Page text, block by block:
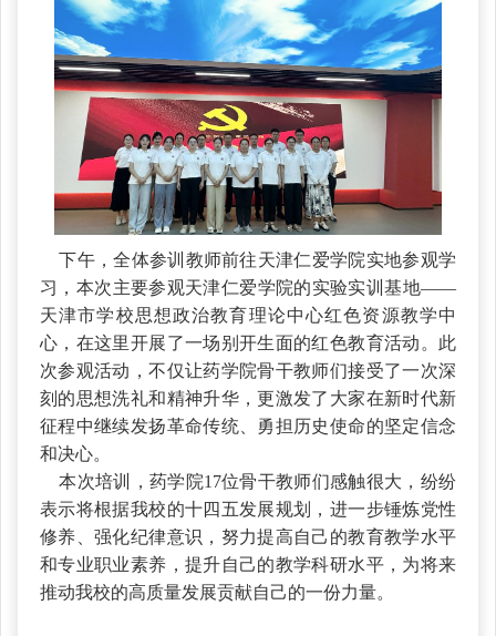
下午，全体参训教师前往天津仁爱学院实地参观学
习，本次主要参观天津仁爱学院的实验实训基地——
天津市学校思想政治教育理论中心红色资源教学中
心，在这里开展了一场别开生面的红色教育活动。此
次参观活动，不仅让药学院骨干教师们接受了一次深
刻的思想洗礼和精神升华，更激发了大家在新时代新
征程中继续发扬革命传统、勇担历史使命的坚定信念
和决心。
本次培训，药学院17位骨干教师们感触很大，纷纷
表示将根据我校的十四五发展规划，进一步锤炼党性
修养、强化纪律意识，努力提高自己的教育教学水平
和专业职业素养，提升自己的教学科研水平，为将来
推动我校的高质量发展贡献自己的一份力量。